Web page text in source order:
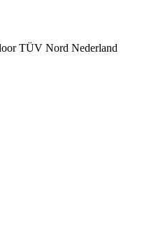
TÜV Nord Nederland